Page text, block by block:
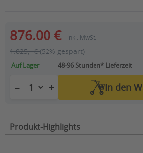
876.00 € inkl. MwSt.
1.825,- €(52% gespart)
Auf Lager 48-96 Stunden*Lieferzeit
− + In den
Produkt-Highlights